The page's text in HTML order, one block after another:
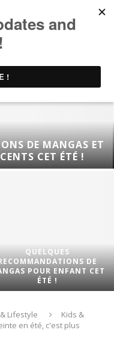
DE MANGAS ET
CET ÉTÉ !
QUELQUES
DE
POUR ENFANT CET
ÉTÉ !
& Lifestyle
Kids &
en été, c'est plus